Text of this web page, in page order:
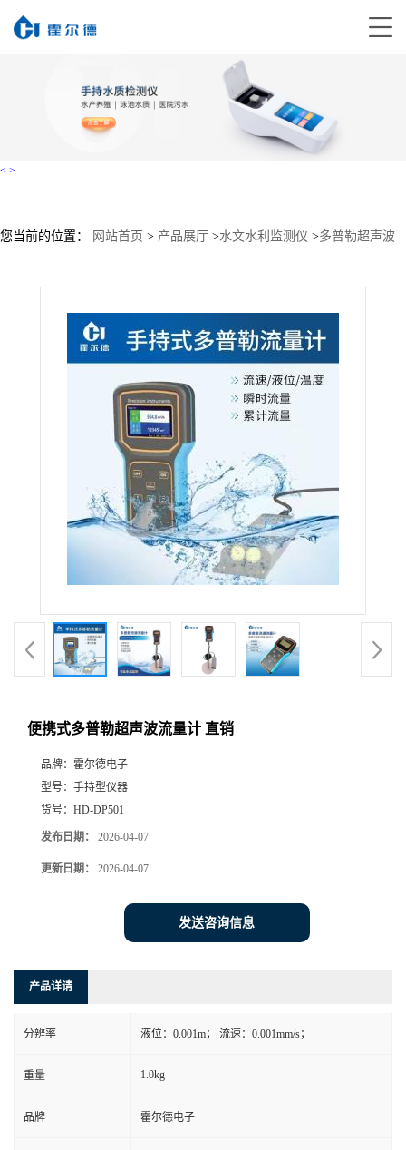
< >
您当前的位置： 网站首页 > 产品展厅 >水文水利监测仪 >多普勒超声波
便携式多普勒超声波流量计 直销
品牌： 霍尔德电子
型号： 手持型仪器
货号： HD-DP501
发布日期： 2026-04-07
更新日期： 2026-04-07
发送咨询信息
产品详请
分辨率 液位：0.001m； 流速：0.001mm/s；
重量 1.0kg
品牌 霍尔德电子